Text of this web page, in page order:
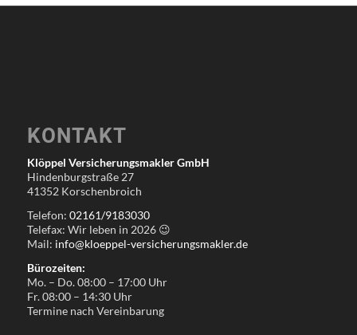
KONTAKT
Klöppel Versicherungsmakler GmbH
Hindenburgstraße 27
41352 Korschenbroich
Telefon: 02161/9183030
Telefax: Wir leben in 2026 😉
Mail: info@kloeppel-versicherungsmakler.de
Bürozeiten:
Mo. – Do. 08:00 – 17:00 Uhr
Fr. 08:00 – 14:30 Uhr
Termine nach Vereinbarung